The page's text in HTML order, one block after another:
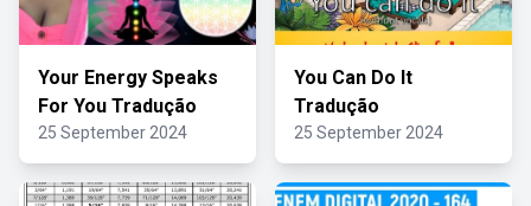
Your Energy Speaks
For You Tradução
25 September 2024
You Can Do It
Tradução
25 September 2024